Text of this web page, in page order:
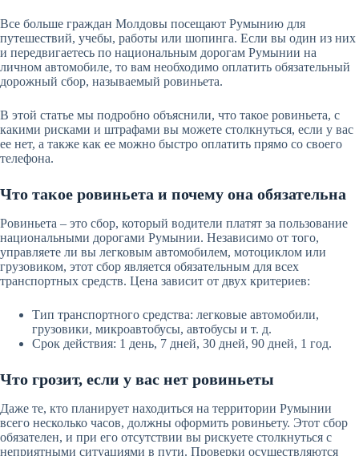
Все больше граждан Молдовы посещают Румынию для
путешествий, учебы, работы или шопинга. Если вы один из них
и передвигаетесь по национальным дорогам Румынии на
личном автомобиле, то вам необходимо оплатить обязательный
дорожный сбор, называемый ровиньета.
В этой статье мы подробно объяснили, что такое ровиньета, с
какими рисками и штрафами вы можете столкнуться, если у вас
ее нет, а также как ее можно быстро оплатить прямо со своего
телефона.
Что такое ровиньета и почему она обязательна
Ровиньета – это сбор, который водители платят за пользование
национальными дорогами Румынии. Независимо от того,
управляете ли вы легковым автомобилем, мотоциклом или
грузовиком, этот сбор является обязательным для всех
транспортных средств. Цена зависит от двух критериев:
Тип транспортного средства: легковые автомобили,
грузовики, микроавтобусы, автобусы и т. д.
Срок действия: 1 день, 7 дней, 30 дней, 90 дней, 1 год.
Что грозит, если у вас нет ровиньеты
Даже те, кто планирует находиться на территории Румынии
всего несколько часов, должны оформить ровиньету. Этот сбор
обязателен, и при его отсутствии вы рискуете столкнуться с
неприятными ситуациями в пути. Проверки осуществляются